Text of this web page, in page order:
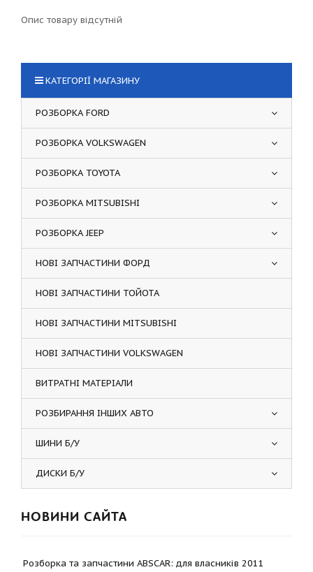
Опис товару відсутній
КАТЕГОРІЇ МАГАЗИНУ
РОЗБОРКА FORD
РОЗБОРКА VOLKSWAGEN
РОЗБОРКА TOYOTA
РОЗБОРКА MITSUBISHI
РОЗБОРКА JEEP
НОВІ ЗАПЧАСТИНИ ФОРД
НОВІ ЗАПЧАСТИНИ ТОЙОТА
НОВІ ЗАПЧАСТИНИ MITSUBISHI
НОВІ ЗАПЧАСТИНИ VOLKSWAGEN
ВИТРАТНІ МАТЕРІАЛИ
РОЗБИРАННЯ ІНШИХ АВТО
ШИНИ Б/У
ДИСКИ Б/У
НОВИНИ САЙТА
Розборка та запчастини ABSCAR: для власників 2011